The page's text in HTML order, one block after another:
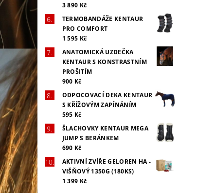
3 890 Kč
TERMOBANDÁŽE KENTAUR
PRO COMFORT
1 595 Kč
ANATOMICKÁ UZDEČKA
KENTAUR S KONSTRASTNÍM
PROŠITÍM
900 Kč
ODPOCOVACÍ DEKA KENTAUR
S KŘÍŽOVÝM ZAPÍNÁNÍM
595 Kč
ŠLACHOVKY KENTAUR MEGA
JUMP S BERÁNKEM
690 Kč
AKTIVNÍ ZVÍŘE GELOREN HA -
VIŠŇOVÝ 1350G (180KS)
1 399 Kč